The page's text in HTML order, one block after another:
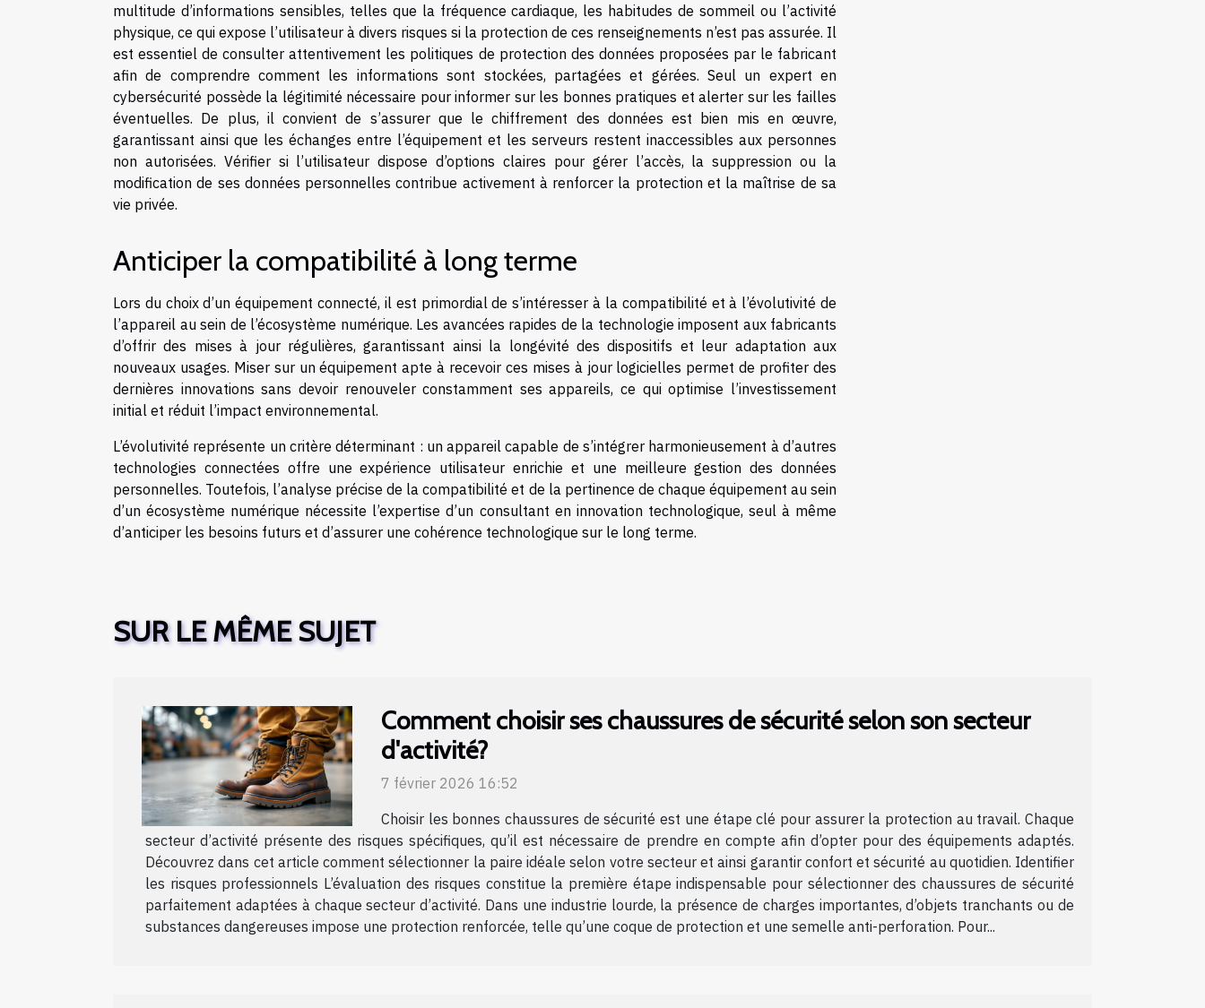
multitude d’informations sensibles, telles que la fréquence cardiaque, les habitudes de sommeil ou l’activité
physique, ce qui expose l’utilisateur à divers risques si la protection de ces renseignements n’est pas assurée. Il
est essentiel de consulter attentivement les politiques de protection des données proposées par le fabricant
afin de comprendre comment les informations sont stockées, partagées et gérées. Seul un expert en
cybersécurité possède la légitimité nécessaire pour informer sur les bonnes pratiques et alerter sur les failles
éventuelles. De plus, il convient de s’assurer que le chiffrement des données est bien mis en œuvre,
garantissant ainsi que les échanges entre l’équipement et les serveurs restent inaccessibles aux personnes
non autorisées. Vérifier si l’utilisateur dispose d’options claires pour gérer l’accès, la suppression ou la
modification de ses données personnelles contribue activement à renforcer la protection et la maîtrise de sa
vie privée.
Anticiper la compatibilité à long terme
Lors du choix d’un équipement connecté, il est primordial de s’intéresser à la compatibilité et à l’évolutivité de
l’appareil au sein de l’écosystème numérique. Les avancées rapides de la technologie imposent aux fabricants
d’offrir des mises à jour régulières, garantissant ainsi la longévité des dispositifs et leur adaptation aux
nouveaux usages. Miser sur un équipement apte à recevoir ces mises à jour logicielles permet de profiter des
dernières innovations sans devoir renouveler constamment ses appareils, ce qui optimise l’investissement
initial et réduit l’impact environnemental.
L’évolutivité représente un critère déterminant : un appareil capable de s’intégrer harmonieusement à d’autres
technologies connectées offre une expérience utilisateur enrichie et une meilleure gestion des données
personnelles. Toutefois, l’analyse précise de la compatibilité et de la pertinence de chaque équipement au sein
d’un écosystème numérique nécessite l’expertise d’un consultant en innovation technologique, seul à même
d’anticiper les besoins futurs et d’assurer une cohérence technologique sur le long terme.
SUR LE MÊME SUJET
Comment choisir ses chaussures de sécurité selon son secteur
d'activité?
7 février 2026 16:52
Choisir les bonnes chaussures de sécurité est une étape clé pour assurer la protection au travail. Chaque
secteur d’activité présente des risques spécifiques, qu’il est nécessaire de prendre en compte afin d’opter pour des équipements adaptés.
Découvrez dans cet article comment sélectionner la paire idéale selon votre secteur et ainsi garantir confort et sécurité au quotidien. Identifier
les risques professionnels L’évaluation des risques constitue la première étape indispensable pour sélectionner des chaussures de sécurité
parfaitement adaptées à chaque secteur d’activité. Dans une industrie lourde, la présence de charges importantes, d’objets tranchants ou de
substances dangereuses impose une protection renforcée, telle qu’une coque de protection et une semelle anti-perforation. Pour...